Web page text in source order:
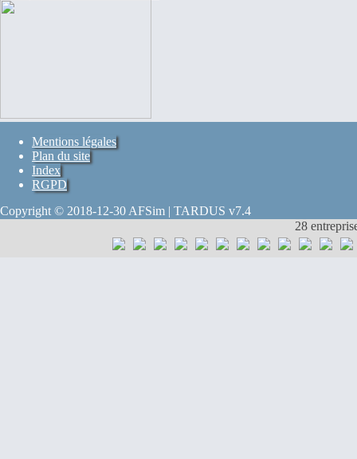
Mentions légales
Plan du site
Index
RGPD
Copyright © 2018-12-30 AFSim | TARDUS v7.4
28